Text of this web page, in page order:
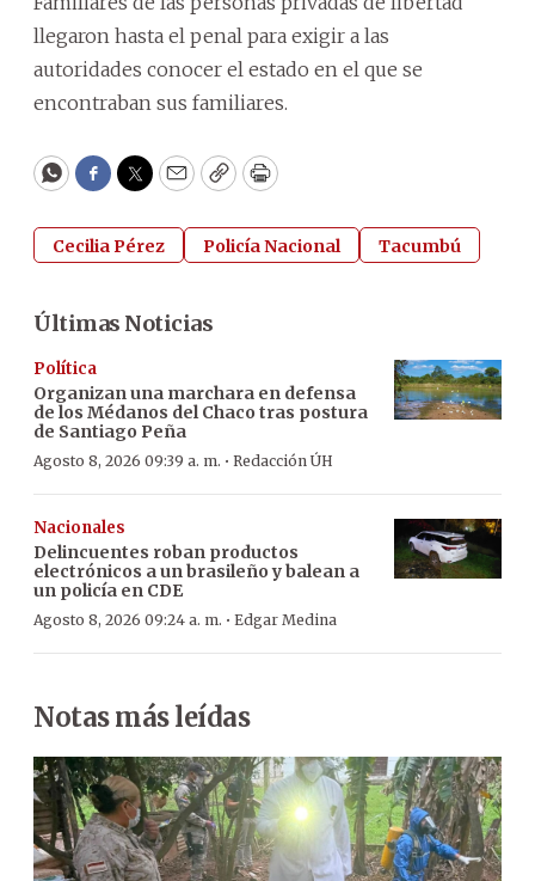
llegaron hasta el penal para exigir a las
autoridades conocer el estado en el que se
encontraban sus familiares.
WhatsApp
Facebook
Twitter
EmailCopyPrint
Cecilia Pérez Policía Nacional Tacumbú
Últimas Noticias
Política
Organizan una marchara en defensa
de los Médanos del Chaco tras postura
de Santiago Peña
Agosto 8, 2026 09:39 a. m. · Redacción ÚH
Nacionales
Delincuentes roban productos
electrónicos a un brasileño y balean a
un policía en CDE
Agosto 8, 2026 09:24 a. m. · Edgar Medina
Notas más leídas